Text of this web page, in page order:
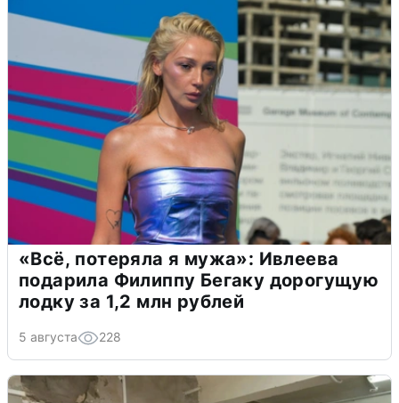
«Всё, потеряла я мужа»: Ивлеева
подарила Филиппу Бегаку дорогущую
лодку за 1,2 млн рублей
5 августа 228